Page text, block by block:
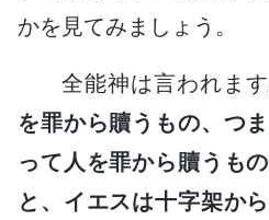
かを見てみましょう。
全能神は言われま
を罪から贖うもの、つ
って人を罪から贖うも
と、イエスは十字架か